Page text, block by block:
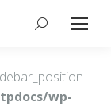
Buscar:
wp-